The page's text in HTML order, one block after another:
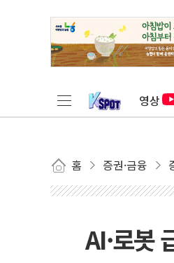
영상
홈 증권·금융
AI·로봇